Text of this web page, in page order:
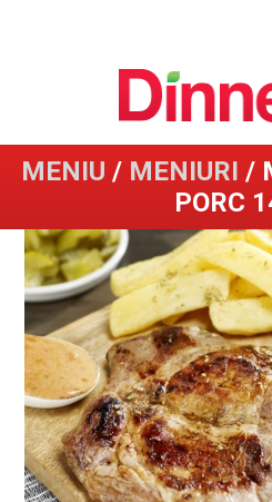
MENIU / MENIURI /
PORC